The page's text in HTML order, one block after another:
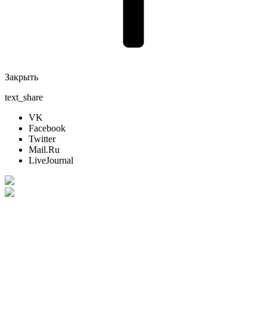
Закрыть
text_share
VK
Facebook
Twitter
Mail.Ru
LiveJournal